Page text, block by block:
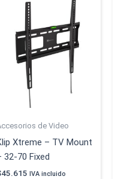
de Video
Xtreme – TV Mount
32-70 Fixed
45.615 IVA incluido